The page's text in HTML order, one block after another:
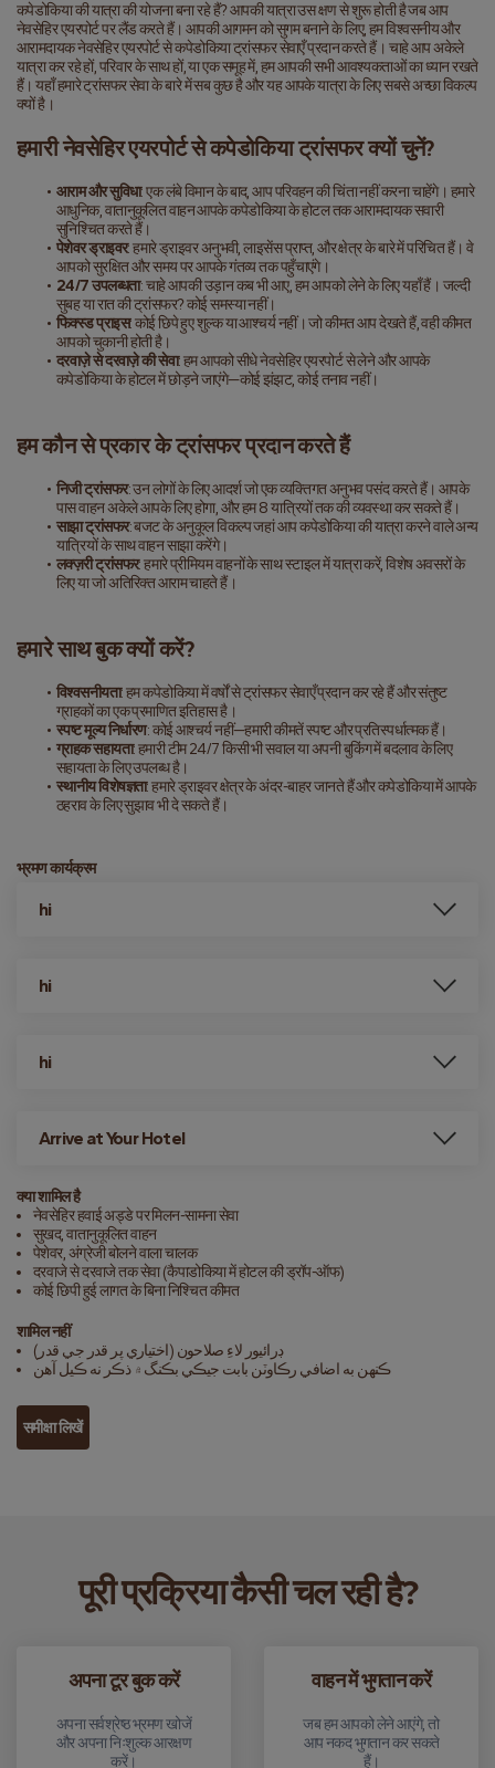
कपेडोकिया की यात्रा की योजना बना रहे हैं? आपकी यात्रा उस क्षण से शुरू होती है जब आप
नेवसेहिर एयरपोर्ट पर लैंड करते हैं। आपकी आगमन को सुगम बनाने के लिए, हम विश्वसनीय और
आरामदायक नेवसेहिर एयरपोर्ट से कपेडोकिया ट्रांसफर सेवाएँ प्रदान करते हैं। चाहे आप अकेले
यात्रा कर रहे हों, परिवार के साथ हों, या एक समूह में, हम आपकी सभी आवश्यकताओं का ध्यान रखते
हैं। यहाँ हमारे ट्रांसफर सेवा के बारे में सब कुछ है और यह आपके यात्रा के लिए सबसे अच्छा विकल्प
क्यों है।
हमारी नेवसेहिर एयरपोर्ट से कपेडोकिया ट्रांसफर क्यों चुनें?
आराम और सुविधा: एक लंबे विमान के बाद, आप परिवहन की चिंता नहीं करना चाहेंगे। हमारे
आधुनिक, वातानुकूलित वाहन आपके कपेडोकिया के होटल तक आरामदायक सवारी
सुनिश्चित करते हैं।
पेशेवर ड्राइवर: हमारे ड्राइवर अनुभवी, लाइसेंस प्राप्त, और क्षेत्र के बारे में परिचित हैं। वे
आपको सुरक्षित और समय पर आपके गंतव्य तक पहुँचाएंगे।
24/7 उपलब्धता: चाहे आपकी उड़ान कब भी आए, हम आपको लेने के लिए यहाँ हैं। जल्दी
सुबह या रात की ट्रांसफर? कोई समस्या नहीं।
फिक्स्ड प्राइस: कोई छिपे हुए शुल्क या आश्चर्य नहीं। जो कीमत आप देखते हैं, वही कीमत
आपको चुकानी होती है।
दरवाज़े से दरवाज़े की सेवा: हम आपको सीधे नेवसेहिर एयरपोर्ट से लेने और आपके
कपेडोकिया के होटल में छोड़ने जाएंगे—कोई झंझट, कोई तनाव नहीं।
हम कौन से प्रकार के ट्रांसफर प्रदान करते हैं
निजी ट्रांसफर: उन लोगों के लिए आदर्श जो एक व्यक्तिगत अनुभव पसंद करते हैं। आपके
पास वाहन अकेले आपके लिए होगा, और हम 8 यात्रियों तक की व्यवस्था कर सकते हैं।
साझा ट्रांसफर: बजट के अनुकूल विकल्प जहां आप कपेडोकिया की यात्रा करने वाले अन्य
यात्रियों के साथ वाहन साझा करेंगे।
लक्ज़री ट्रांसफर: हमारे प्रीमियम वाहनों के साथ स्टाइल में यात्रा करें, विशेष अवसरों के
लिए या जो अतिरिक्त आराम चाहते हैं।
हमारे साथ बुक क्यों करें?
विश्वसनीयता: हम कपेडोकिया में वर्षों से ट्रांसफर सेवाएँ प्रदान कर रहे हैं और संतुष्ट
ग्राहकों का एक प्रमाणित इतिहास है।
स्पष्ट मूल्य निर्धारण: कोई आश्चर्य नहीं—हमारी कीमतें स्पष्ट और प्रतिस्पर्धात्मक हैं।
ग्राहक सहायता: हमारी टीम 24/7 किसी भी सवाल या अपनी बुकिंग में बदलाव के लिए
सहायता के लिए उपलब्ध है।
स्थानीय विशेषज्ञता: हमारे ड्राइवर क्षेत्र के अंदर-बाहर जानते हैं और कपेडोकिया में आपके
ठहराव के लिए सुझाव भी दे सकते हैं।
भ्रमण कार्यक्रम
hi
hi
hi
Arrive at Your Hotel
क्या शामिल है
नेवसेहिर हवाई अड्डे पर मिलन-सामना सेवा
सुखद, वातानुकूलित वाहन
पेशेवर, अंग्रेजी बोलने वाला चालक
दरवाजे से दरवाजे तक सेवा (कैपाडोकिया में होटल की ड्रॉप-ऑफ)
कोई छिपी हुई लागत के बिना निश्चित कीमत
शामिल नहीं
ڊرائيور لاءِ صلاحون (اختياري پر قدر جي قدر)
ڪنهن به اضافي رڪاوٽن بابت جيڪي بڪنگ ۾ ذڪر نه ڪيل آهن
समीक्षा लिखें
पूरी प्रक्रिया कैसी चल रही है?
अपना टूर बुक करें
अपना सर्वश्रेष्ठ भ्रमण खोजें
और अपना निःशुल्क आरक्षण
करें।
वाहन में भुगतान करें
जब हम आपको लेने आएंगे, तो
आप नकद भुगतान कर सकते
हैं।